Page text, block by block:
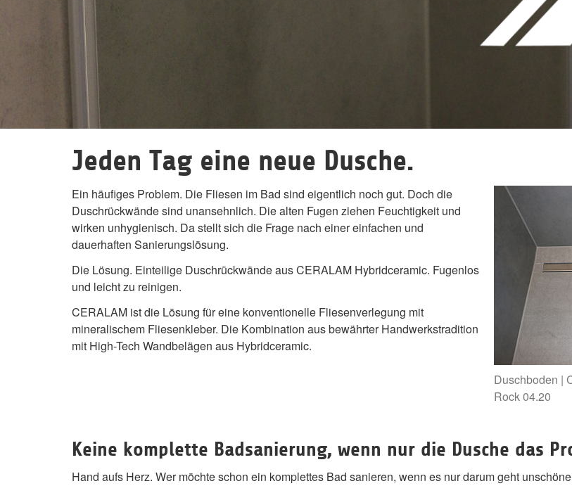
Jeden Tag eine neue Dusche.
Duschboden |
Rock 04.20
Ein häufiges Problem. Die Fliesen im Bad sind eigentlich noch gut. Doch die
Duschrückwände sind unansehnlich. Die alten Fugen ziehen Feuchtigkeit und
wirken unhygienisch. Da stellt sich die Frage nach einer einfachen und
dauerhaften Sanierungslösung.
Die Lösung. Einteilige Duschrückwände aus CERALAM Hybridceramic. Fugenlos
und leicht zu reinigen.
CERALAM ist die Lösung für eine konventionelle Fliesenverlegung mit
mineralischem Fliesenkleber. Die Kombination aus bewährter Handwerkstradition
mit High-Tech Wandbelägen aus Hybridceramic.
Keine komplette Badsanierung, wenn nur die Dusche das
Hand aufs Herz. Wer möchte schon ein komplettes Bad sanieren, wenn es nur darum geht